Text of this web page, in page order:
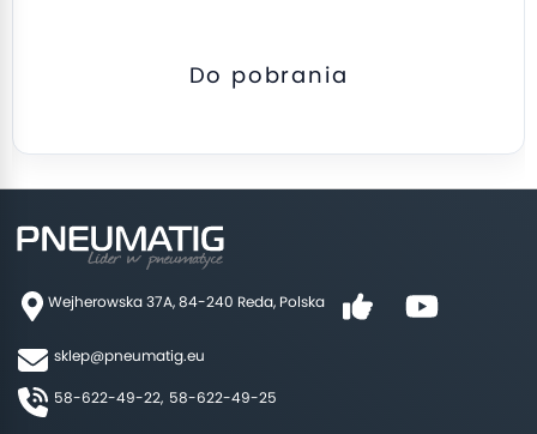
Do pobrania
Wejherowska 37A, 84-240 Reda, Polska
sklep@pneumatig.eu
58-622-49-22, 58-622-49-25